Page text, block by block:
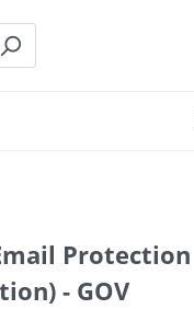
Protection
- GOV